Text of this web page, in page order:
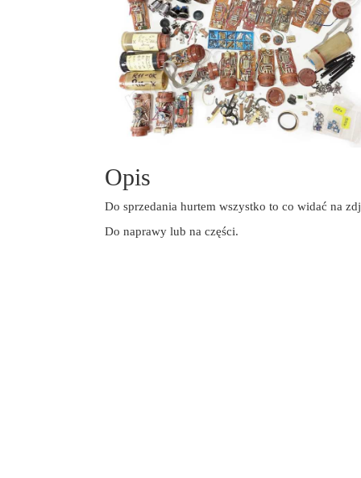
Opis
Do sprzedania hurtem wszystko to co widać na
Do naprawy lub na części.